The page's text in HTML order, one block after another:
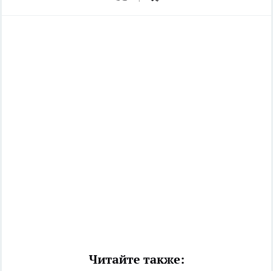
Читайте также: